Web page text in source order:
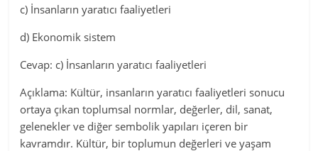
c) İnsanların yaratıcı faaliyetleri
d) Ekonomik sistem
Cevap: c) İnsanların yaratıcı faaliyetleri
Açıklama: Kültür, insanların yaratıcı faaliyetleri sonucu
ortaya çıkan toplumsal normlar, değerler, dil, sanat,
gelenekler ve diğer sembolik yapıları içeren bir
kavramdır. Kültür, bir toplumun değerleri ve yaşam